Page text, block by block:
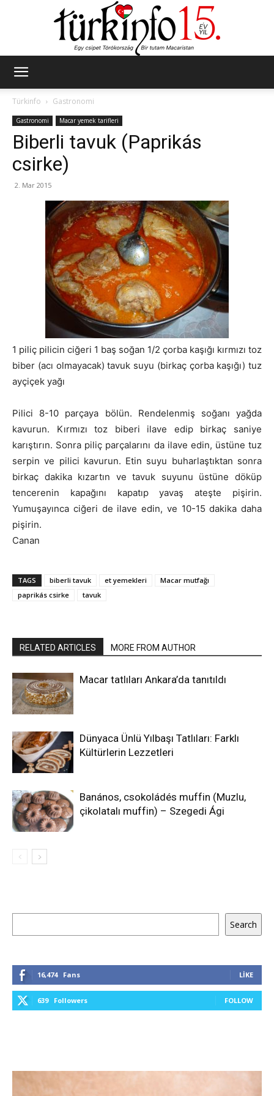
Türkinfo
Gastronomi
Gastronomi Macar yemek tarifleri
Biberli tavuk (Paprikás
csirke)
2. Mar 2015
1 piliç pilicin ciğeri 1 baş soğan 1/2 çorba kaşığı kırmızı toz
biber (acı olmayacak) tavuk suyu (birkaç çorba kaşığı) tuz
ayçiçek yağı
Pilici 8-10 parçaya bölün. Rendelenmiş soğanı yağda
kavurun. Kırmızı toz biberi ilave edip birkaç saniye
karıştırın. Sonra piliç parçalarını da ilave edin, üstüne tuz
serpin ve pilici kavurun. Etin suyu buharlaştıktan sonra
birkaç dakika kızartın ve tavuk suyunu üstüne döküp
tencerenin kapağını kapatıp yavaş ateşte pişirin.
Yumuşayınca ciğeri de ilave edin, ve 10-15 dakika daha
pişirin.
Canan
TAGS biberli tavuk et yemekleri
Macar mutfağı
paprikás csirke
tavuk
RELATED ARTICLES MORE FROM AUTHOR
Macar tatlıları Ankara’da tanıtıldı
Dünyaca Ünlü Yılbaşı Tatlıları: Farklı
Kültürlerin Lezzetleri
Banános, csokoládés muffin (Muzlu,
çikolatalı muffin) – Szegedi Ági
Search
16,474 Fans LIKE
639 Followers FOLLOW